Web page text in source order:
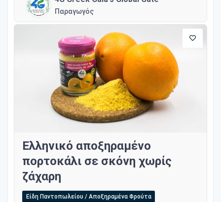
Παραγωγός
Ελληνικό αποξηραμένο
πορτοκάλι σε σκόνη χωρίς
ζάχαρη
Είδη Παντοπωλείου / Αποξηραμένα Φρούτα